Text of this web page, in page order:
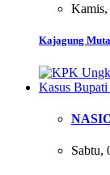
Kamis,
Kajagung
Sabtu,